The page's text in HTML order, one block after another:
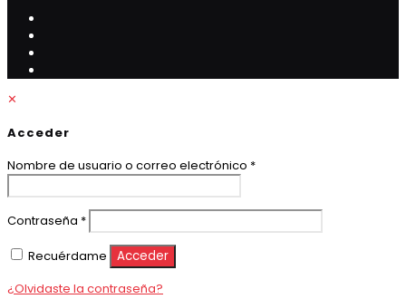
✕
Acceder
Nombre de usuario o correo electrónico *Obligatorio
Contraseña *Obligatorio
Recuérdame
Acceder
¿Olvidaste la contraseña?